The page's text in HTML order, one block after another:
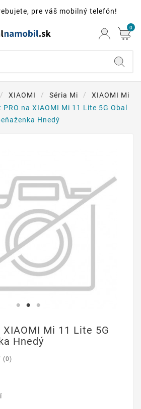
pre váš mobilný telefón!
0
XIAOMI Séria Mi
XIAOMI Mi
PRO na XIAOMI Mi 11 Lite 5G Obal
Hnedý
XIAOMI Mi 11 Lite 5G
Hnedý
(0)